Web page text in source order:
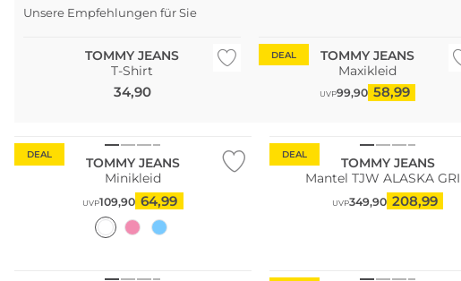
Unsere Empfehlungen für Sie
TOMMY JEANS
T-Shirt
34,90
DEAL
TOMMY JEANS
Maxikleid
UVP99,90 58,99
DEAL
TOMMY JEANS
Minikleid
UVP109,90 64,99
DEAL
TOMMY JEANS
Mantel TJW ALASKA
UVP349,90 208,99